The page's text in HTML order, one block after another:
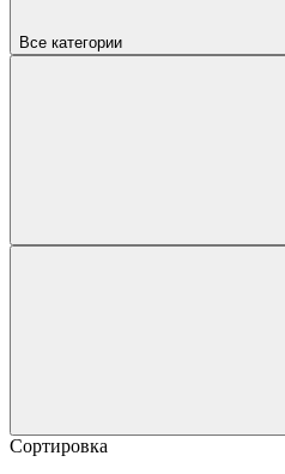
Все категории
Сортировка